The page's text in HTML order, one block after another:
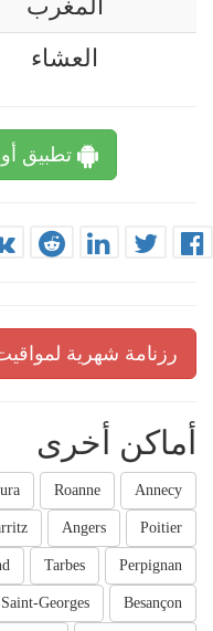
المغرب
العشاء
تطبيق
رزنامة شهرية
أماكن أخرى
Annecy
Roanne
Poitier
Angers
Perpignan
Tarbes
Besançon
Saint-Georges